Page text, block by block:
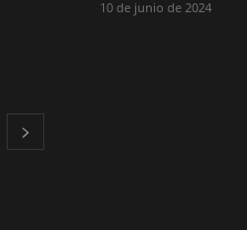
10 de junio de 2024